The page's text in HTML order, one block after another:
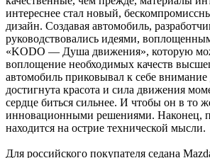
интереснее стал новый,
дизайн. Создавая автомобиль,
руководствовались идеями,
«KODO — Душа движения», которую
воплощение необходимых качеств
автомобиль приковывал к себе
достигнута красота и сила движения
сердце биться сильнее. И чтобы он в то
инновационными решениями. Наконец,
находится на острие технической мысли.
Для российского покупателя седана